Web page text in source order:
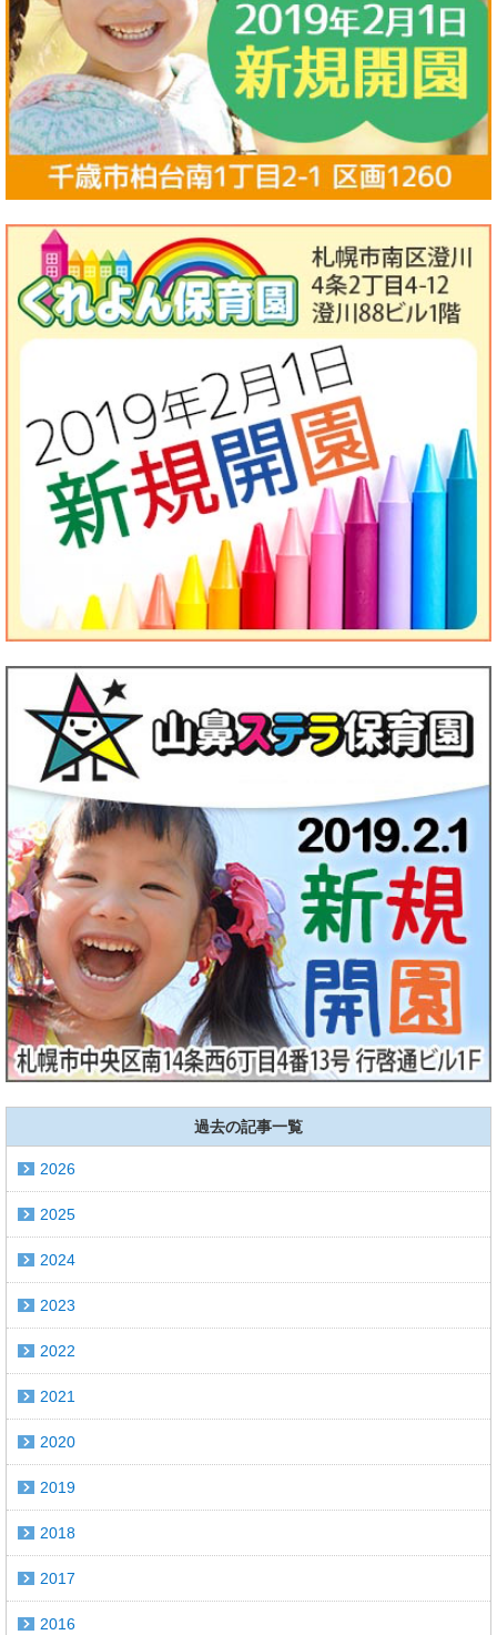
過去の記事一覧
2026
2025
2024
2023
2022
2021
2020
2019
2018
2017
2016